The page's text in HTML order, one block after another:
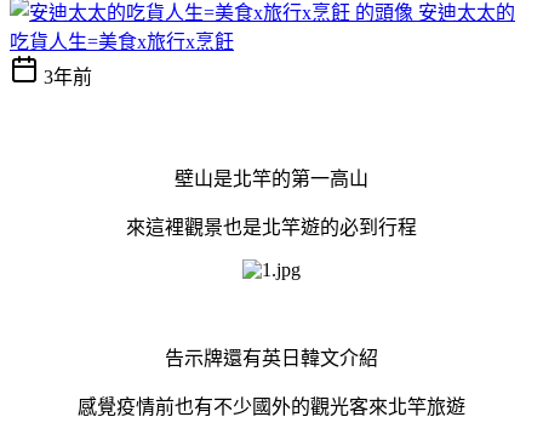
安迪太太的
吃貨人生=美食x旅行x烹飪
3年前
壁山是北竿的第一高山
來這裡觀景也是北竿遊的必到行程
告示牌還有英日韓文介紹
感覺疫情前也有不少國外的觀光客來北竿旅遊